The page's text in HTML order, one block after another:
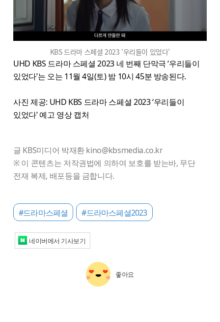
KBS 드라마 스페셜 2023 ‘우리들이 있었다’
UHD KBS 드라마 스페셜 2023 네 번째 단막극 ‘우리들이
있었다’는 오는 11월 4일(토) 밤 10시 45분 방송된다.
사진 제공: UHD KBS 드라마 스페셜 2023 ‘우리들이
있었다’ 예고 영상 캡처
글 KBS미디어 박재환 kino@kbsmedia.co.kr
※ 이 콘텐츠는 저작권법에 의하여 보호를 받는바, 무단
전재 복제, 배포등을 금합니다.
#드라마스페셜 #드라마스페셜2023
네이버에서 기사보기
좋아요